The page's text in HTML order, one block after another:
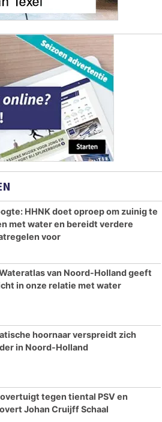
HHNK doet oproep om zuinig te
met water en bereidt verdere
voor
van Noord-Holland geeft
in onze relatie met water
hoornaar verspreidt zich
in Noord-Holland
tegen tiental PSV en
Johan Cruijff Schaal